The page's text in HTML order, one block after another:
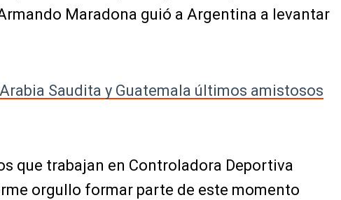
Maradona guió a Argentina a levantar
Saudita y Guatemala últimos amistosos
que trabajan en Controladora Deportiva
orgullo formar parte de este momento